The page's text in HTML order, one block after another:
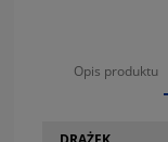
Opis produktu